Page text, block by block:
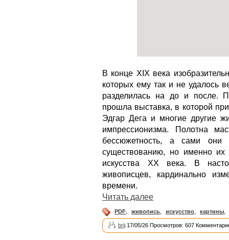
В конце XIX века
которых ему так и не удалось
разделилась на до и после.
прошла выставка, в которой
Эдгар Дега и многие другие
импрессионизма. Полотна
бессюжетность, а сами они
существованию, но именно
искусства XX века. В
живописцев, кардинально
времени.
Читать далее
PDF живопись искусство картины
brij 17/05/26 Просмотров: 607